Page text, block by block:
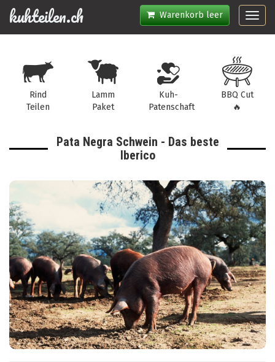
Warenkorb leer
kuhteilen.ch
Rind
Teilen
Lamm
Paket
Kuh-
Patenschaft
BBQ Cut
🔥
Pata Negra Schwein - Das beste
Iberico